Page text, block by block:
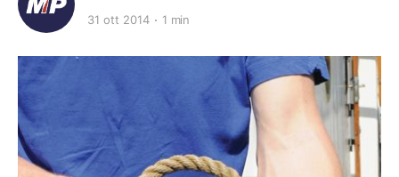
31 ott 2014 1 min